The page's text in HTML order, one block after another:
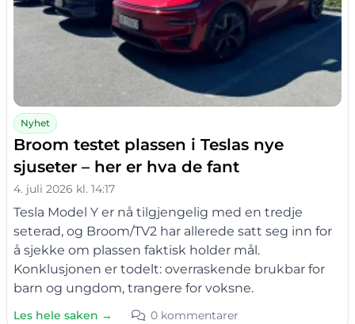
Nyhet
Broom testet plassen i Teslas nye
sjuseter – her er hva de fant
4. juli 2026 kl. 14:17
Tesla Model Y er nå tilgjengelig med en tredje
seterad, og Broom/TV2 har allerede satt seg inn for
å sjekke om plassen faktisk holder mål.
Konklusjonen er todelt: overraskende brukbar for
barn og ungdom, trangere for voksne.
Les hele saken → 0 kommentarer